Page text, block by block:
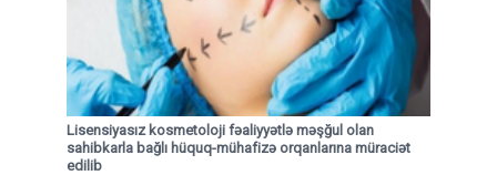
Lisensiyasız kosmetoloji fəaliyyətlə məşğul olan
sahibkarla bağlı hüquq-mühafizə orqanlarına müraciət
edilib